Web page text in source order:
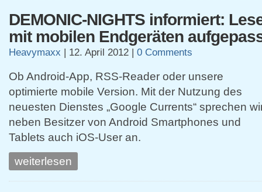
DEMONIC-NIGHTS informiert:
mit mobilen Endgeräten
Heavymaxx | 12. April 2012 | 0 Comments
Ob Android-App, RSS-Reader oder unsere
optimierte mobile Version. Mit der Nutzung des
neuesten Dienstes „Google Currents“ sprechen
neben Besitzer von Android Smartphones und
Tablets auch iOS-User an.
weiterlesen